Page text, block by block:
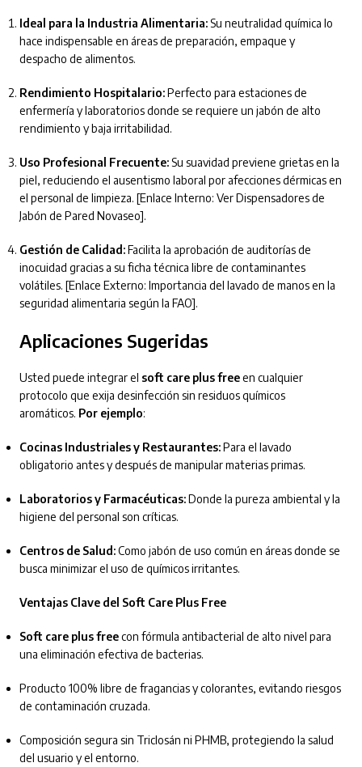
Ideal para la Industria Alimentaria:Su neutralidad química lo
hace indispensable en áreas de preparación, empaque y
despacho de alimentos.
Rendimiento Hospitalario:Perfecto para estaciones de
enfermería y laboratorios donde se requiere un jabón de alto
rendimiento y baja irritabilidad.
Uso Profesional Frecuente:Su suavidad previene grietas en la
piel, reduciendo el ausentismo laboral por afecciones dérmicas en
el personal de limpieza. [Enlace Interno: Ver Dispensadores de
Jabón de Pared Novaseo].
Gestión de Calidad:Facilita la aprobación de auditorías de
inocuidad gracias a su ficha técnica libre de contaminantes
volátiles. [Enlace Externo: Importancia del lavado de manos en la
seguridad alimentaria según la FAO].
Aplicaciones Sugeridas
Usted puede integrar el soft care plus freeen cualquier
protocolo que exija desinfección sin residuos químicos
aromáticos. Por ejemplo:
Cocinas Industriales y Restaurantes:Para el lavado
obligatorio antes y después de manipular materias primas.
Laboratorios y Farmacéuticas:Donde la pureza ambiental y la
higiene del personal son críticas.
Centros de Salud:Como jabón de uso común en áreas donde se
busca minimizar el uso de químicos irritantes.
Ventajas Clave del Soft Care Plus Free
Soft care plus freecon fórmula antibacterial de alto nivel para
una eliminación efectiva de bacterias.
Producto 100% libre de fragancias y colorantes, evitando riesgos
de contaminación cruzada.
Composición segura sin Triclosán ni PHMB, protegiendo la salud
del usuario y el entorno.